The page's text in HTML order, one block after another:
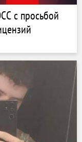
с просьбой